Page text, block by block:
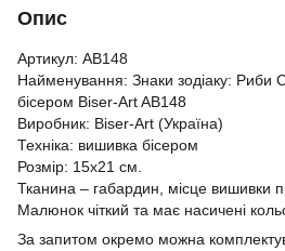
Опис
Артикул: AB148
Найменування: Знаки зодіаку: Риби
бісером Biser-Art AB148
Виробник: Biser-Art (Україна)
Техніка: вишивка бісером
Розмір: 15х21 см.
Тканина – габардин, місце вишивки
Малюнок чіткий та має насичені
За запитом окремо можна